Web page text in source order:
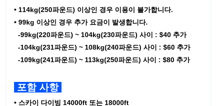
• 114kg(250파운드) 이상인 경우 이용이 불가합니다.
• 99kg 이상인 경우 추가 요금이 발생합니다.
-99kg(220파운드) ~ 104kg(230파운드) 사이 : $40 추가
-104kg(231파운드) ~ 108kg(240파운드) 사이 : $60 추가
-109kg(241파운드) ~ 113kg(250파운드) 사이 : $80 추가
포함 사항
• 스카이 다이빙 14000ft 또는 18000ft